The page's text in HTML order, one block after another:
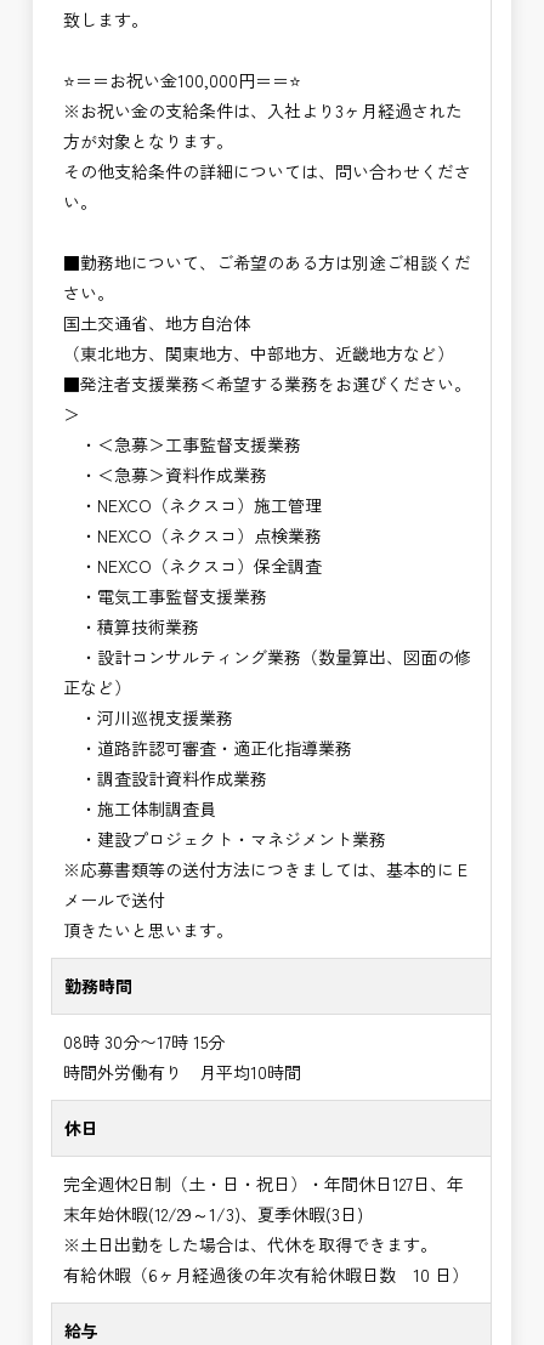
致します。
⭐＝＝お祝い金100,000円＝＝⭐
※お祝い金の支給条件は、入社より3ヶ月経過された
方が対象となります。
その他支給条件の詳細については、問い合わせくださ
い。
■勤務地について、ご希望のある方は別途ご相談くだ
さい。
国土交通省、地方自治体
（東北地方、関東地方、中部地方、近畿地方など）
■発注者支援業務＜希望する業務をお選びください。
＞
・＜急募＞工事監督支援業務
・＜急募＞資料作成業務
・NEXCO（ネクスコ）施工管理
・NEXCO（ネクスコ）点検業務
・NEXCO（ネクスコ）保全調査
・電気工事監督支援業務
・積算技術業務
・設計コンサルティング業務（数量算出、図面の修
正など）
・河川巡視支援業務
・道路許認可審査・適正化指導業務
・調査設計資料作成業務
・施工体制調査員
・建設プロジェクト・マネジメント業務
※応募書類等の送付方法につきましては、基本的にＥ
メールで送付
頂きたいと思います。
勤務時間
08時 30分〜17時 15分
時間外労働有り 月平均10時間
休日
完全週休2日制（土・日・祝日）・年間休日127日、年
末年始休暇(12/29～1/3)、夏季休暇(3日)
※土日出勤をした場合は、代休を取得できます。
有給休暇（6ヶ月経過後の年次有給休暇日数 10 日）
給与